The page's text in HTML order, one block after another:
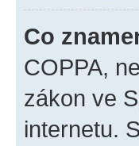
Co
COPPA,
zákon ve
internetu.